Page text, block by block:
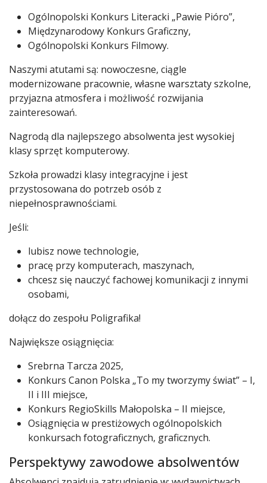
Ogólnopolski Konkurs Literacki „Pawie Pióro”,
Międzynarodowy Konkurs Graficzny,
Ogólnopolski Konkurs Filmowy.
Naszymi atutami są: nowoczesne, ciągle
modernizowane pracownie, własne warsztaty szkolne,
przyjazna atmosfera i możliwość rozwijania
zainteresowań.
Nagrodą dla najlepszego absolwenta jest wysokiej
klasy sprzęt komputerowy.
Szkoła prowadzi klasy integracyjne i jest
przystosowana do potrzeb osób z
niepełnosprawnościami.
Jeśli:
lubisz nowe technologie,
pracę przy komputerach, maszynach,
chcesz się nauczyć fachowej komunikacji z innymi
osobami,
dołącz do zespołu Poligrafika!
Największe osiągnięcia:
Srebrna Tarcza 2025,
Konkurs Canon Polska „To my tworzymy świat” – I,
II i III miejsce,
Konkurs RegioSkills Małopolska – II miejsce,
Osiągnięcia w prestiżowych ogólnopolskich
konkursach fotograficznych, graficznych.
Perspektywy zawodowe absolwentów